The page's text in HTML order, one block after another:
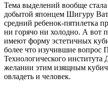
Тема выделений вообще
добытой японцем Шигуру
средний ребенок-пятилетка
ни горячо ни холодно. А вот
имеют форму эстетичных
более что изучившие вопрос
Технологического
желании этим изящным
овладеть и человек.